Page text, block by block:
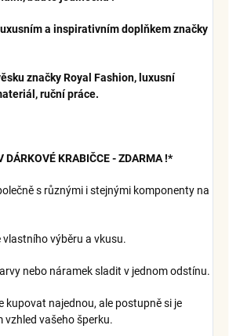
a inspirativním doplňkem značky
značky Royal Fashion, luxusní
ruční práce.
DÁRKOVÉ KRABIČCE - ZDARMA !*
s různými i stejnými komponenty na
vlastního výběru a vkusu.
nebo náramek sladit v jednom odstínu.
kupovat najednou, ale postupně si je
vašeho šperku.